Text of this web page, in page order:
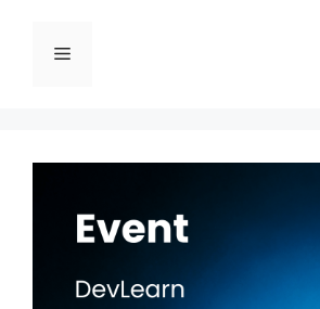
القائمة